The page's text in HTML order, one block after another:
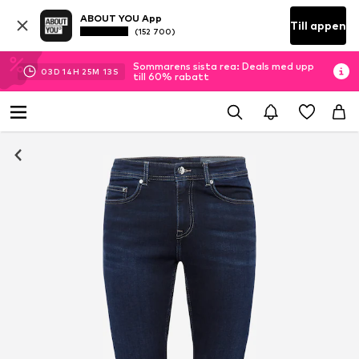
ABOUT YOU App
(152 700) Till appen
03D 14H 25M 12 S
Sommarens sista rea: Deals med upp
till 60% rabatt